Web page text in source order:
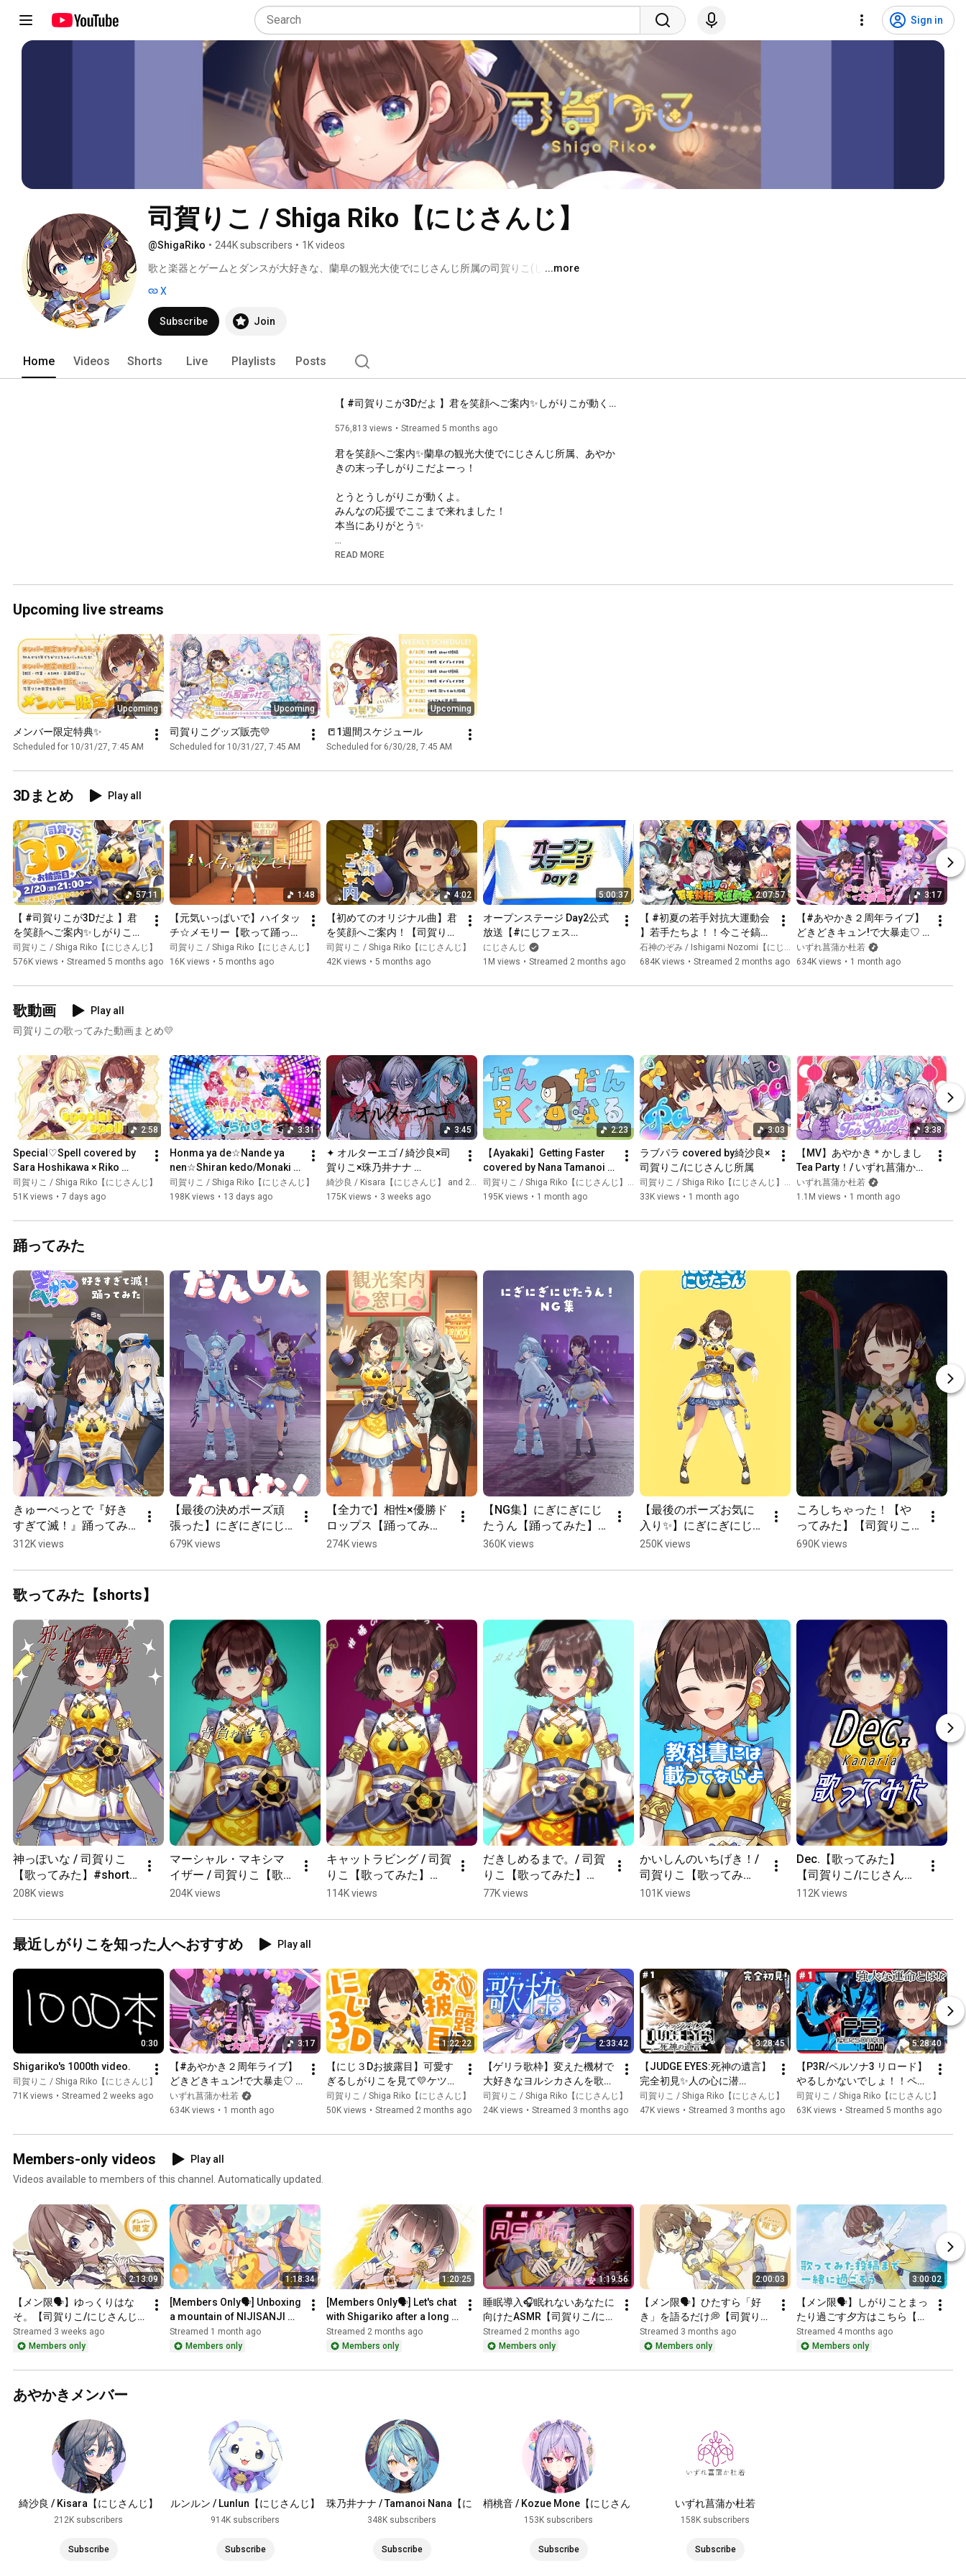
Sign in
司賀りこ / Shiga Riko【にじさんじ】
@ShigaRiko • 244K subscribers • 1K videos
歌と楽器とゲームとダンスが大好きな、蘭阜の観光大使でにじさんじ所属の司賀りこ(しがりこ)
...more
X
Subscribe Join
Home Videos Shorts Live Playlists Posts
【 #司賀りこが3Dだよ 】君を笑顔へご案内✨しがりこが動くよ。【司賀りこ/にじさんじ】
576,813 views Streamed 5 months ago
君を笑顔へご案内✨蘭阜の観光大使でにじさんじ所属、あやか
きの末っ子しがりこだよーっ！
とうとうしがりこが動くよ。
みんなの応援でここまで来れました！
本当にありがとう✨
#司賀りこが3Dだよ
タイムスタンプ✨
02◆ 17:04 ガヴリールドロップキック/W 竜胆尊・栞葉るり・鏑
木ろこ
03◆ 21:56 風になる/Wソフィア・ヴァレンタイン
04◆ 25:22 大切な人たちへ/司賀りこソロ
05◆ 30:20 Iなんです/W水宮枢
06◆ 34:40 シス xラブ/Wシスター・クレア
07◆ 41:46
白線/司賀りこソロ
08◆ 46:16
アイドルでよかった。/司賀りこソロ
┈┈┈┈┈┈┈ ❁ ❁ ❁ ┈┈┈┈┈┈┈┈
📒司賀りこ初のオリジナル曲2026年2月20日24時から配信開始
https://linkco.re/U6cHV19d
〖 ゲストの皆様 〗
珠乃井ナナ様
綺沙良様
ルンルン様
水宮枢様
シスター・クレア様
〖 応援ボイスとメッセージをくださった皆様 〗
雪城眞尋様
石神のぞみ様
五木左京様
花畑チャイカ様
榊ネス様
〖 歌唱＆演奏楽曲 〗
『ガヴリールドロップキック』
作詞：前山田健一
作曲：前山田健一
編曲：前山田健一
『風になる』
作曲：つじあやの
作詞：つじあやの
『大切な人たちへ』
作曲：傘村トータ
作詞：傘村トータ
『Iなんです』
作曲：れるりり
作詞：れるりり
編曲：tepe
『シス×ラブ』
『白線』
作曲：ナユタン星人
作詞：ナユタン星人
編曲：ナユタン星人
『アイドルでよかった。』
作詞：shito,Gom,中西
作曲：shito
編曲：HoneyWorks
『君を笑顔へご案内！』
作曲：WAKUTO。
作詞：WAKUTO。
〖 音響協力 〗
NAO様
快晴P様
D_MIX様
〖 リリックモーション 〗
堕落ぴて様
https://youtu.be/9CwqlrNbfEI?si=Mywnu...
https://www.nicovideo.jp/watch/sm4198...
「シス×ラブ」振り付けアレンジ：西綾夏様
「白線」振り付け：PAO様
「ガヴリールドロップキック」振り付け：PAO様
「ハイタッチ☆メモリー」振り付け：PAO様
「君を笑顔へご案内！」振り付け：らん先生様
┈┈┈┈┈┈┈ ❁ ❁ ❁ ┈┈┈┈┈┈┈┈
あやかき公式チャンネル
配信タグ￤#しがりこ案内中
エゴサタグ￤#しがりこ観光中
https://twitter.com/Shigariko_
メンバーシップ加入はこちらから
▶︎https://www.youtube.com/channel/UCzsC...
┈┈┈┈┈┈┈ ❁ ❁ ❁ ┈┈┈┈┈┈┈┈
司賀りこ / Shiga Riko
新しく蘭阜の観光大使に抜擢された少女。
https://lit.link/shigariko
┈┈┈┈┈┈┈ ❁ ❁ ❁ ┈┈┈┈┈┈┈┈
\\ しがりこと4つのお約束 //
①コメント欄での喧嘩は絶対にやめましょう。
②スパムや荒らしを見つけても、反応はせずに通報＆ブロック
③配信内容に関係のない方のお名前を出すのはお控えくださ
READ MORE
Upcoming live streams
Upcoming
メンバー限定特典✨
Scheduled for 10/31/27, 7:45 AM
Upcoming
司賀りこグッズ販売💛
Scheduled for 10/31/27, 7:45 AM
Upcoming
📒1週間スケジュール
Scheduled for 6/30/28, 7:45 AM
3Dまとめ Play all
57:11
【 #司賀りこが3Dだよ 】君
を笑顔へご案内✨しがりこが
動くよ。【司賀りこ/にじさ
んじ】
司賀りこ / Shiga Riko【にじさんじ】
576K views • Streamed 5 months ago
1:48
【元気いっぱいで】ハイタッ
チ☆メモリー【歌って踊って
みた】定点ver.
司賀りこ / Shiga Riko【にじさんじ】
16K views • 5 months ago
4:02
【初めてのオリジナル曲】君
を笑顔へご案内！【司賀り
こ/にじさんじ所属】【3Dお
披露目映像】
司賀りこ / Shiga Riko【にじさんじ】
42K views • 5 months ago
5:00:37
オープンステージ Day2公式
放送【#にじフェス
2026_Day2】
にじさんじ
1M views • Streamed 2 months ago
2:07:57
【 #初夏の若手対抗大運動会
】若手たちよ！！今こそ鎬を
削り合え！！！！！！【 にじ
さんじ所属 】
石神のぞみ / Ishigami Nozomi【にじさんじ】
684K views • Streamed 2 months ago
3:17
【#あやかき２周年ライブ】
どきどきキュン!で大暴走♡ /
いずれ菖蒲か杜若
いずれ菖蒲か杜若
634K views • 1 month ago
歌動画
Play all
司賀りこの歌ってみた動画まとめ💛
2:58
Special♡Spell covered by
Sara Hoshikawa × Riko
Shiga / NIJISANJI
司賀りこ / Shiga Riko【にじさんじ】
51K views • 7 days ago
3:31
Honma ya de☆Nande ya
nen☆Shiran kedo/Monaki
covered by Roberiko [Roko
Kaburaki x Berry Saotome x
司賀りこ / Shiga Riko【にじさんじ】
198K views • 13 days ago
3:45
✦ オルターエゴ / 綺沙良×司
賀りこ×珠乃井ナナ
cover【歌ってみた】
綺沙良 / Kisara【にじさんじ】 and 2 more
175K views • 3 weeks ago
2:23
【Ayakaki】Getting Faster
covered by Nana Tamanoi ×
Kisara × Mone Kozue ×
Lunlun × Riko Shiga / Aff...
司賀りこ / Shiga Riko【にじさんじ】 and 4 more
195K views • 1 month ago
3:03
ラブパラ covered by綺沙良×
司賀りこ/にじさんじ所属
司賀りこ / Shiga Riko【にじさんじ】 and 綺沙良 / Kisara【にじさんじ】
33K views • 1 month ago
3:38
【MV】あやかき＊かしまし
Tea Party！/ いずれ菖蒲か杜
若
いずれ菖蒲か杜若
1.1M views • 1 month ago
踊ってみた
きゅーぺっとで『好き
すぎて滅！』踊ってみ
た。しがりこは囲まれ
ろこ×栞葉るり×司賀り
こ/にじさんじ所属】
#shorts #にじさんじ #
踊ってみた
312K views
【最後の決めポーズ頑
張った】にぎにぎにじ
たうん！ろろめろで踊
りこ】#shorts #にじさ
679K views
【全力で】相性×優勝ド
ロップス【踊ってみ
た】【ソフィア・ヴァ
にじさんじ所属】
274K views
【NG集】にぎにぎにじ
たうん【踊ってみた】
【水宮枢×司賀りこ】
ホロライブ #ろろめろ
360K views
【最後のポーズお気に
入り✨】にぎにぎにじた
うん！【踊ってみた】
所属】#shorts #にじさ
250K views
ころしちゃった！【や
ってみた】【司賀りこ/
にじさんじ所属】
690K views
歌ってみた【shorts】
神っぽいな / 司賀りこ
【歌ってみた】#shorts
#にじさんじ
208K views
マーシャル・マキシマ
イザー / 司賀りこ【歌っ
てみた】#shorts #にじ
204K views
キャットラビング / 司賀
りこ【歌ってみた】
#shorts #にじさんじ
114K views
だきしめるまで。/ 司賀
りこ【歌ってみた】
#shorts #歌ってみた #
77K views
かいしんのいちげき！/
司賀りこ【歌ってみ
た】#shorts #歌ってみ
101K views
Dec.【歌ってみた】
【司賀りこ/にじさんじ
所属】
112K views
最近しがりこを知った人へおすすめ Play all
0:30
Shigariko's 1000th video.
司賀りこ / Shiga Riko【にじさんじ】
71K views • Streamed 2 weeks ago
3:17
【#あやかき２周年ライブ】
どきどきキュン!で大暴走♡ /
いずれ菖蒲か杜若
いずれ菖蒲か杜若
634K views • 1 month ago
1:22:22
【にじ３Dお披露目】可愛す
ぎるしがりこを見て💛ケツバ
トラーもしよう！！【司賀り
こ/にじさんじ】
司賀りこ / Shiga Riko【にじさんじ】
50K views • Streamed 2 months ago
2:33:42
【ゲリラ歌枠】変えた機材で
大好きなヨルシカさんを歌う
🎙️✨️【司賀りこ/にじさんじ】
司賀りこ / Shiga Riko【にじさんじ】
24K views • Streamed 3 months ago
3:28:45
【JUDGE EYES:死神の遺言】
完全初見✨️人の心に潜
む“闇”とは…※ネタバレあり
【司賀りこ/にじさんじ】
司賀りこ / Shiga Riko【にじさんじ】
47K views • Streamed 3 months ago
5:28:40
【P3R/ペルソナ3 リロード】
やるしかないでしょ！！ペル
ソナァァァァァァ！！！！！
✨️※ネタバレあり【司賀りこ/
司賀りこ / Shiga Riko【にじさんじ】
63K views • Streamed 5 months ago
Members-only videos
Play all
Videos available to members of this channel. Automatically updated.
2:13:09
【メン限🗣️】ゆっくりはな
そ。【司賀りこ/にじさんじ
所属】
Streamed 3 weeks ago
Members only
1:18:34
[Members Only🗣️] Unboxing
a mountain of NIJISANJI
chips✨️【Riko
Shiga/NIJISANJI】
Streamed 1 month ago
Members only
1:20:25
[Members Only🗣️] Let's chat
with Shigariko after a long
time. [Shigariko/Nijisanji]
Streamed 2 months ago
Members only
1:19:56
睡眠導入🎧眠れないあなたに
向けたASMR【司賀りこ/にじ
さんじ】
Streamed 2 months ago
Members only
2:00:03
【メン限🗣️】ひたすら「好
き」を語るだけ💭【司賀り
こ/にじさんじ所属】
Streamed 3 months ago
Members only
3:00:02
【メン限🗣️】しがりことまっ
たり過ごす夕方はこちら【司
賀りこ/にじさんじ所属】
Streamed 4 months ago
Members only
あやかきメンバー
綺沙良 / Kisara【にじさんじ】
212K subscribers
Subscribe
ルンルン / Lunlun【にじさんじ】
914K subscribers
Subscribe
珠乃井ナナ / Tamanoi Nana【に
じさんじ】348K subscribers
Subscribe
梢桃音 / Kozue Mone【にじさん
153K subscribers
Subscribe
いずれ菖蒲か杜若
158K subscribers
Subscribe